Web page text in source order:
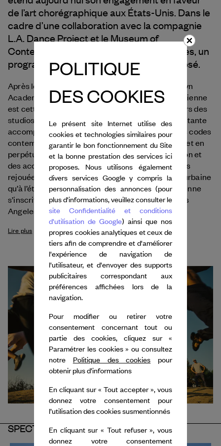
de l’art chorégraphique aux États-Unis. Dans le
cadre d’une collaboration avec la compagnie
L.A. Dance Project et le Museum of
Contemporary Art (MOCA) de Los Angeles, un
programme de trois spectacles est proposé.
Après le succès d’une première étape à la Brooklyn
Academy of Music à New York, Crowd
de Gisèle Vienne
est cette fois présenté dans les espaces extérieurs des
studios de L.A. Dance Project. Cette œuvre envoûtante
accompagnée de musique techno s’appuie sur les codes
contemporains de la vidéo : l’action, insaisissable et en
perpétuel mouvement, alterne entre le slow motion et
des accélérations inattendues, jusqu’à être parfois
rejouée à l’envers. Empruntant autant à la danse urbaine
qu’à l’état de transe, la chorégraphie de Gisèle Vienne
s’inscrit avec justesse dans l’espace urbain de Los
Angeles.
Lire plus
SPECTACLES
POLITIQUE
DES COOKIES
Le présent site Internet utilise des
cookies et technologies similaires pour
garantir le bon fonctionnement du Site
et la bonne prestation des services ici
proposes. Nous utilisons également
divers services Google y compris la
personnalisation des annonces (pour
plus d'informations, veuillez consulter le
site Confidentialité et conditions
d'utilisation de Google) ainsi que nos
propres cookies analytiques et ceux de
tiers afin de comprendre et d'améliorer
l'expérience de navigation de
l'utilisateur, et d'envoyer des supports
publicitaires correspondant aux
préférences affichées lors de la
navigation.
Pour modifier ou retirer votre
consentement concernant tout ou
partie des cookies, cliquez sur «
Paramétrer les cookies » ou consultez
notre Politique des cookies pour
obtenir plus d’informations
En cliquant sur « Tout accepter », vous
donnez votre consentement pour
l’utilisation des cookies susmentionnés
En cliquant sur « Tout refuser », vous
donnez votre consentement